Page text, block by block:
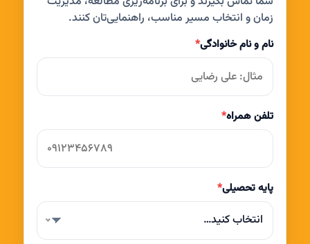
زمان و انتخاب مسیر مناسب، راهنمایی‌تان کنند.
نام و نام خانوادگی*
تلفن همراه*
پایه تحصیلی*
انتخاب کنید…